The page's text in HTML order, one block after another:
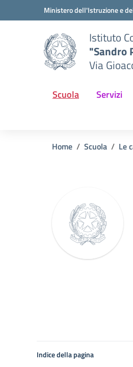
Vai ai contenuti
Vai al menu di navigazione
Ministero dell'Istruzione e
Istituto
"Sandro
Via
Scuola Servizi
Home Scuola Le
Indice della pagina